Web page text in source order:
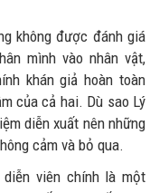
không được đánh giá
mình vào nhân vật,
khán giả hoàn toàn
của cả hai. Dù sao Lý
diễn xuất nên những
cảm và bỏ qua.
viên chính là một